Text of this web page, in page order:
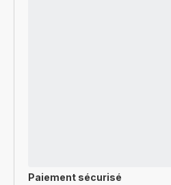
Paiement sécurisé